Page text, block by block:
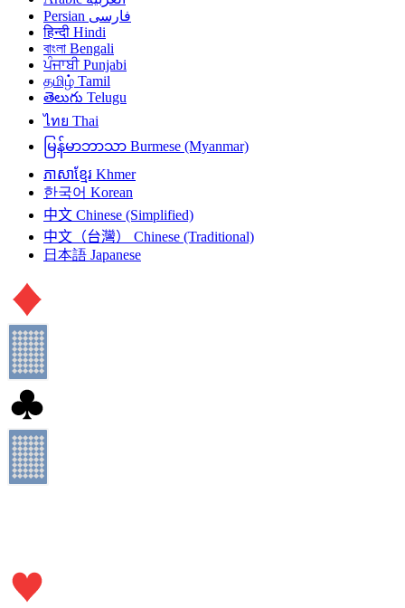
فارسی Persian
हिन्दी Hindi
বাংলা Bengali
ਪੰਜਾਬੀ Punjabi
தமிழ் Tamil
తెలుగు Telugu
ไทย Thai
မြန်မာဘာသာ Burmese (Myanmar)
ភាសាខ្មែរ Khmer
한국어 Korean
中文 Chinese (Simplified)
中文（台灣）
Chinese (Traditional)
日本語 Japanese